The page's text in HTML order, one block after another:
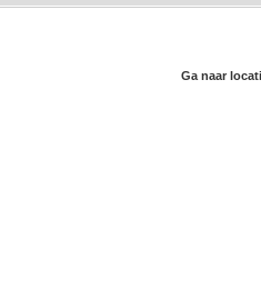
Ga naar